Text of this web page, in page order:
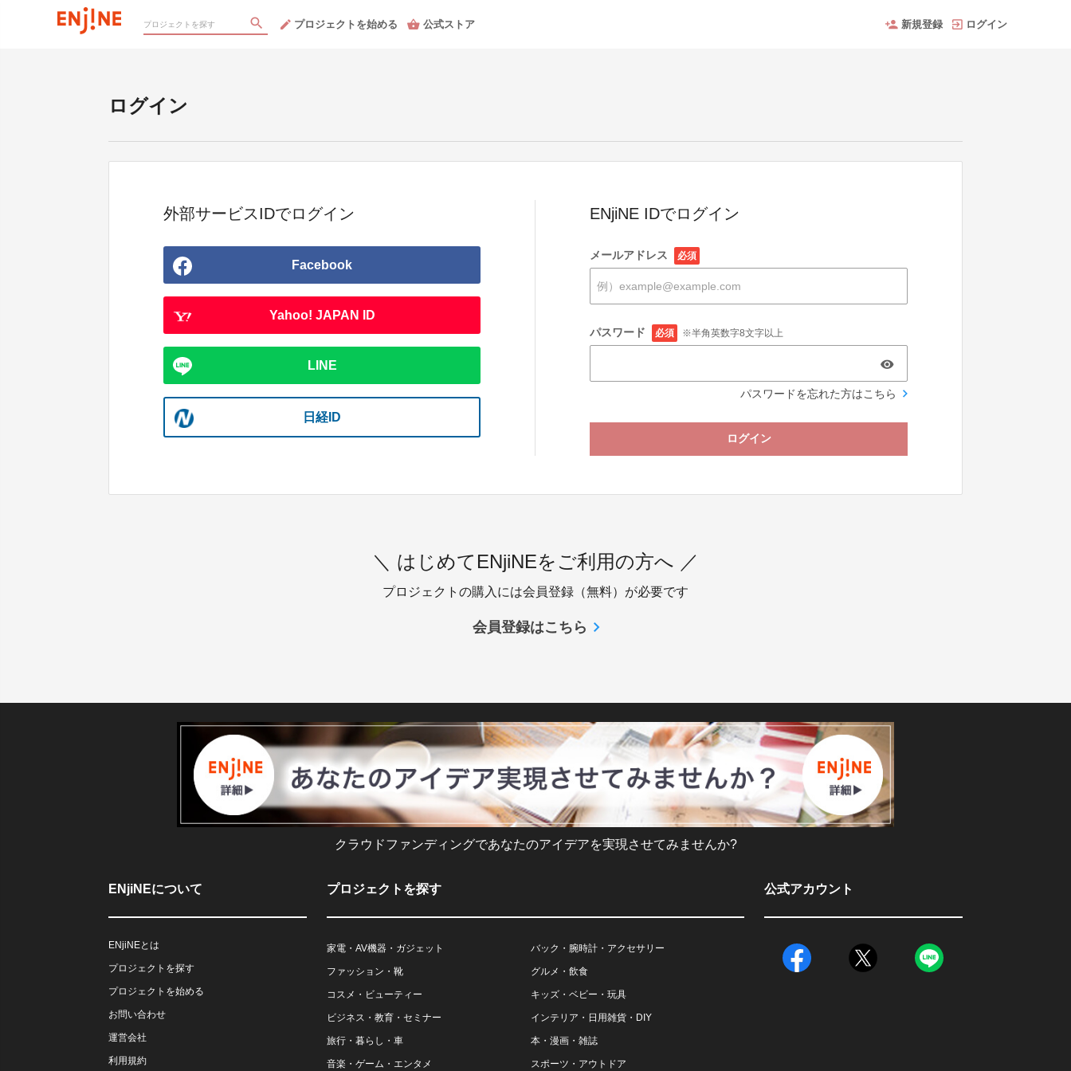
プロジェクトを始める 公式ストア 新規登録 ログイン
ログイン
外部サービスIDでログイン
Facebook
Yahoo! JAPAN ID
LINE
日経ID
ENjiNE IDでログイン
メールアドレス 必須
パスワード 必須 ※半角英数字8文字以上
パスワードを忘れた方はこちら
ログイン
＼ はじめてENjiNEをご利用の方へ ／
プロジェクトの購入には会員登録（無料）が必要です
会員登録はこちら
クラウドファンディングであなたのアイデアを実現させてみませんか?
ENjiNEについて
ENjiNEとは
プロジェクトを探す
プロジェクトを始める
お問い合わせ
運営会社
利用規約
プロジェクトを探す
家電・AV機器・ガジェット バック・腕時計・アクセサリー
ファッション・靴 グルメ・飲食
コスメ・ビューティー キッズ・ベビー・玩具
ビジネス・教育・セミナー インテリア・日用雑貨・DIY
旅行・暮らし・車 本・漫画・雑誌
音楽・ゲーム・エンタメ スポーツ・アウトドア
公式アカウント